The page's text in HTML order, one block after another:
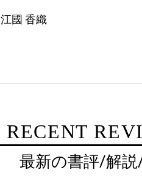
江國 香織
RECENT
最新の書評/解